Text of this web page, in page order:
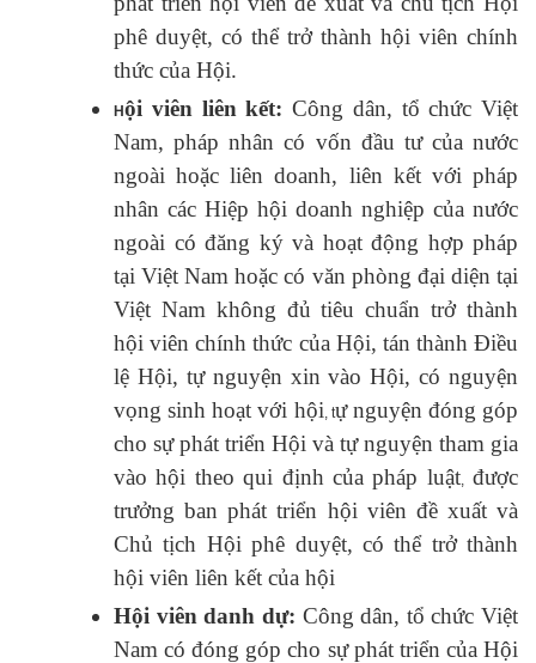
phê duyệt, có thể trở thành hội viên chính
thức của Hội.
Hội viên liên kết: Công dân, tổ chức Việt
Nam,pháp nhân có vốn đầu tư của nước
ngoài hoặc liên doanh, liên kết với pháp
nhân các Hiệp hội doanh nghiệp của nước
ngoài có đăng ký và hoạt động hợp pháp
tại Việt Nam hoặc có văn phòng đại diện tại
Việt Nam không đủ tiêu chuẩn trở thành
hội viên chính thức của Hội, tán thành Điều
lệ Hội, tự nguyện xin vào Hội, có nguyện
vọng sinh hoạt với hội tự nguyện đóng góp
cho sự phát triển Hội và tự nguyện tham gia
vào hội theo qui định của pháp luật,
được
trưởng ban phát triển hội viên đề xuất và
Chủ tịch Hội phê duyệt, có thể trở thành
hội viên liên kết của hội
Hội viên danh dự: Công dân, tổ chức Việt
Nam có đóng góp cho sự phát triển của Hội